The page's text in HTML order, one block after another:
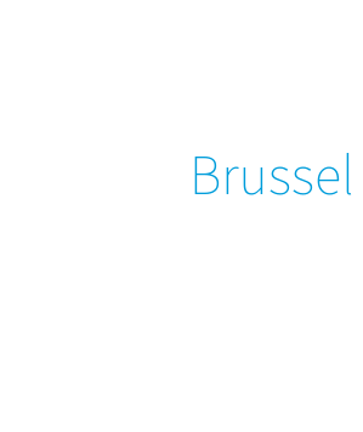
Brussel